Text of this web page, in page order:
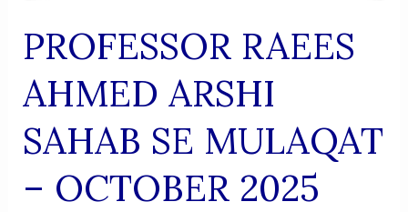
PROFESSOR RAEES
AHMED ARSHI
SAHAB SE MULAQAT
– OCTOBER 2025